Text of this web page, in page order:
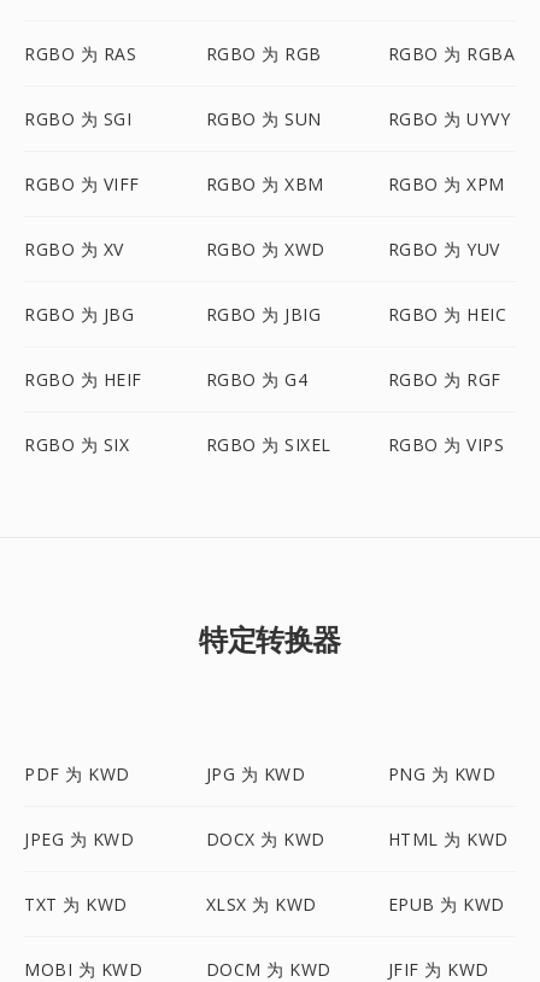
RGBO 为 RAS RGBO 为 RGB RGBO 为 RGBA
RGBO 为 SGI RGBO 为 SUN RGBO 为 UYVY
RGBO 为 VIFF RGBO 为 XBM RGBO 为 XPM
RGBO 为 XV RGBO 为 XWD RGBO 为 YUV
RGBO 为 JBG RGBO 为 JBIG RGBO 为 HEIC
RGBO 为 HEIF RGBO 为 G4 RGBO 为 RGF
RGBO 为 SIX RGBO 为 SIXEL RGBO 为 VIPS
特定转换器
PDF 为 KWD JPG 为 KWD PNG 为 KWD
JPEG 为 KWD DOCX 为 KWD HTML 为 KWD
TXT 为 KWD XLSX 为 KWD EPUB 为 KWD
MOBI 为 KWD DOCM 为 KWD JFIF 为 KWD